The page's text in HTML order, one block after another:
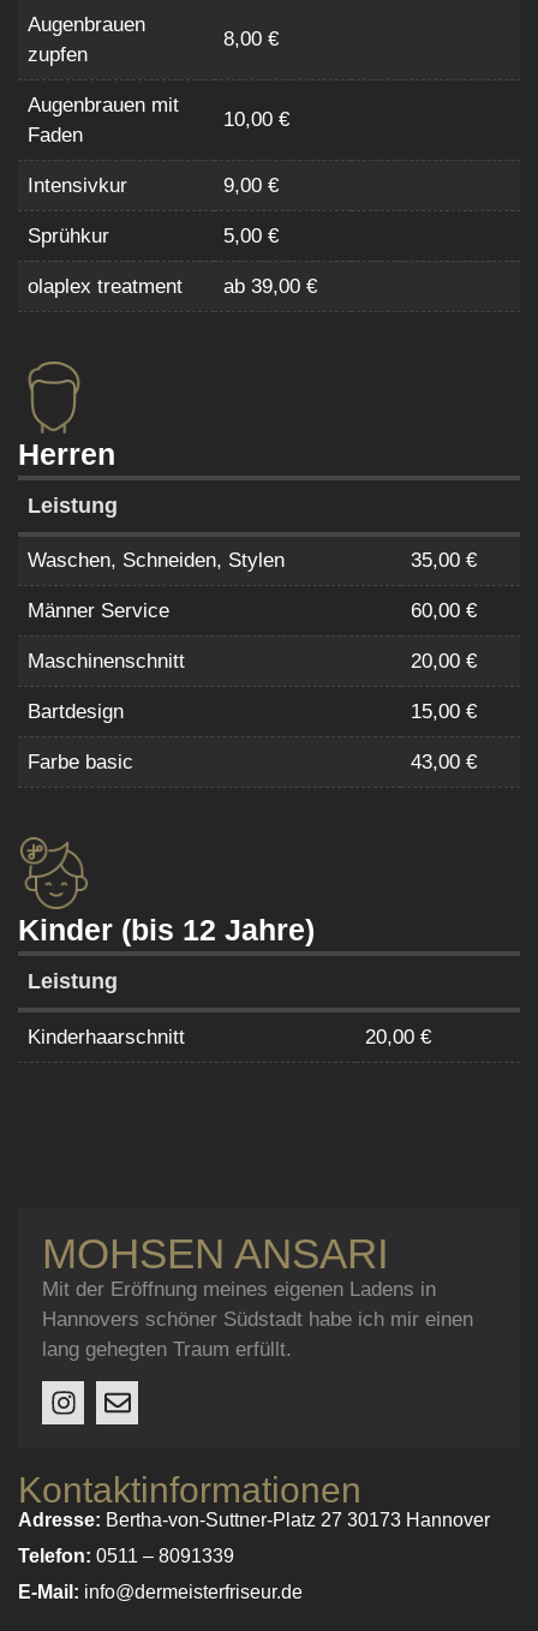
Augenbrauen
zupfen
8,00 €
Augenbrauen mit
Faden
10,00 €
Intensivkur 9,00 €
Sprühkur 5,00 €
olaplex treatment ab 39,00 €
Herren
Leistung
Waschen, Schneiden, Stylen 35,00 €
Männer Service 60,00 €
Maschinenschnitt 20,00 €
Bartdesign 15,00 €
Farbe basic 43,00 €
Kinder (bis 12 Jahre)
Leistung
Kinderhaarschnitt 20,00 €
MOHSEN ANSARI
Mit der Eröffnung meines eigenen Ladens in
Hannovers schöner Südstadt habe ich mir einen
lang gehegten Traum erfüllt.
Kontaktinformationen
Adresse: Bertha-von-Suttner-Platz 27 30173 Hannover
Telefon: 0511 – 8091339
E-Mail: info@dermeisterfriseur.de